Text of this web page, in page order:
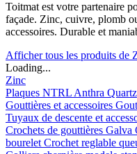
Toitmat est votre partenaire
façade. Zinc, cuivre, plomb
accessoires. Durable et
Afficher tous les produits de
Loading...
Zinc
Plaques NTRL Anthra Quartz
Gouttières et accessoires
Tuyaux de descente et
Crochets de gouttières Galva
bourelet Crochet reglable